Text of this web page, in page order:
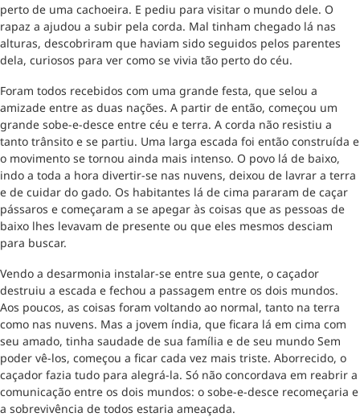
perto de uma cachoeira. E pediu para visitar o mundo dele. O
rapaz a ajudou a subir pela corda. Mal tinham chegado lá nas
alturas, descobriram que haviam sido seguidos pelos parentes
dela, curiosos para ver como se vivia tão perto do céu.
Foram todos recebidos com uma grande festa, que selou a
amizade entre as duas nações. A partir de então, começou um
grande sobe-e-desce entre céu e terra. A corda não resistiu a
tanto trânsito e se partiu. Uma larga escada foi então construída e
o movimento se tornou ainda mais intenso. O povo lá de baixo,
indo a toda a hora divertir-se nas nuvens, deixou de lavrar a terra
e de cuidar do gado. Os habitantes lá de cima pararam de caçar
pássaros e começaram a se apegar às coisas que as pessoas de
baixo lhes levavam de presente ou que eles mesmos desciam
para buscar.
Vendo a desarmonia instalar-se entre sua gente, o caçador
destruiu a escada e fechou a passagem entre os dois mundos.
Aos poucos, as coisas foram voltando ao normal, tanto na terra
como nas nuvens. Mas a jovem índia, que ficara lá em cima com
seu amado, tinha saudade de sua família e de seu mundo Sem
poder vê-los, começou a ficar cada vez mais triste. Aborrecido, o
caçador fazia tudo para alegrá-la. Só não concordava em reabrir a
comunicação entre os dois mundos: o sobe-e-desce recomeçaria e
a sobrevivência de todos estaria ameaçada.